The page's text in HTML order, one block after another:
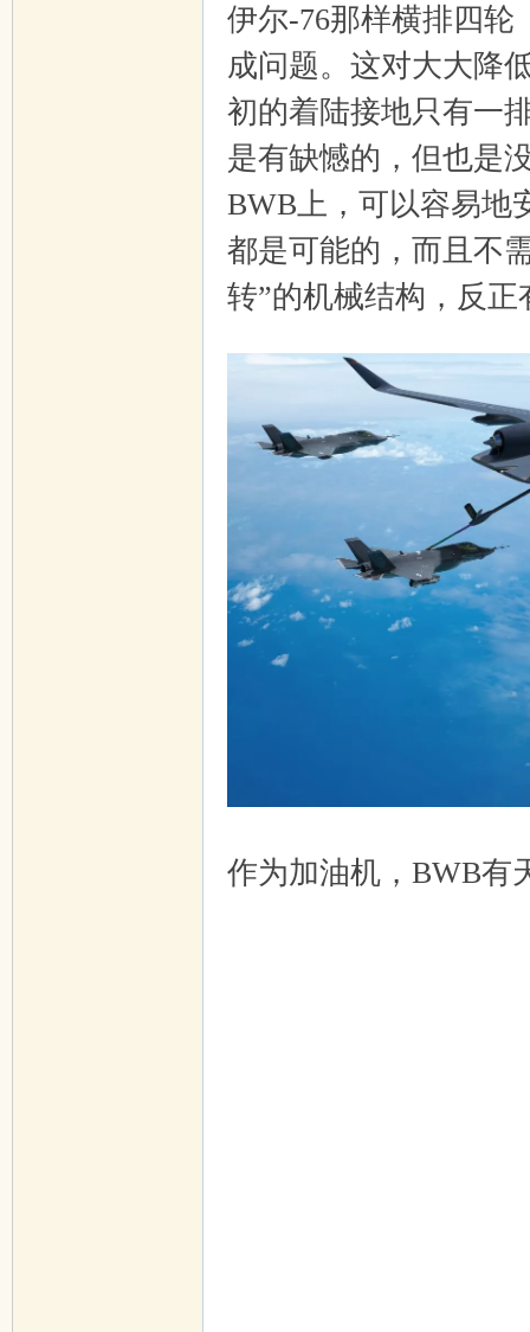
伊尔-76那样横排四轮
成问题。这对大大降
初的着陆接地只有一
是有缺憾的，但也是
BWB上，可以容易地
都是可能的，而且不
转”的机械结构，反
作为加油机，BWB有